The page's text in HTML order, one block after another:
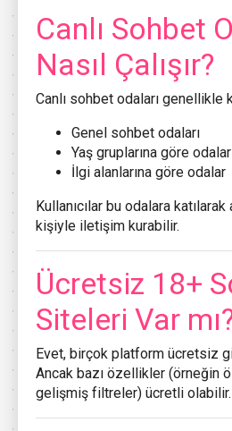
Canlı Sohbet
Nasıl Çalışır?
Canlı sohbet odaları genellikle
Genel sohbet odaları
Yaş gruplarına göre odalar
İlgi alanlarına göre odalar
Kullanıcılar bu odalara
kişiyle iletişim kurabilir.
Ücretsiz 18+
Siteleri Var
Evet, birçok platform ücretsiz
Ancak bazı özellikler (örneğin
gelişmiş filtreler) ücretli olabilir.